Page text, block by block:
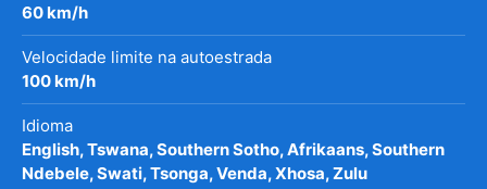
60 km/h
Velocidade limite na autoestrada
100 km/h
Idioma
English, Tswana, Southern Sotho, Afrikaans, Southern
Ndebele, Swati, Tsonga, Venda, Xhosa, Zulu